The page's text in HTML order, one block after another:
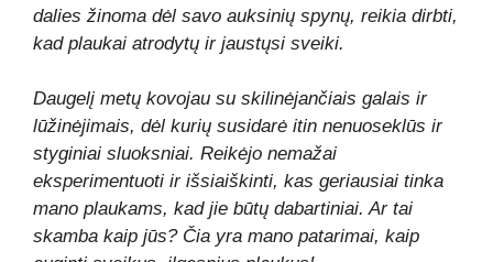
dalies žinoma dėl savo auksinių spynų, reikia dirbti,
kad plaukai atrodytų ir jaustųsi sveiki.
Daugelį metų kovojau su skilinėjančiais galais ir
lūžinėjimais, dėl kurių susidarė itin nenuoseklūs ir
styginiai sluoksniai. Reikėjo nemažai
eksperimentuoti ir išsiaiškinti, kas geriausiai tinka
mano plaukams, kad jie būtų dabartiniai. Ar tai
skamba kaip jūs? Čia yra mano patarimai, kaip